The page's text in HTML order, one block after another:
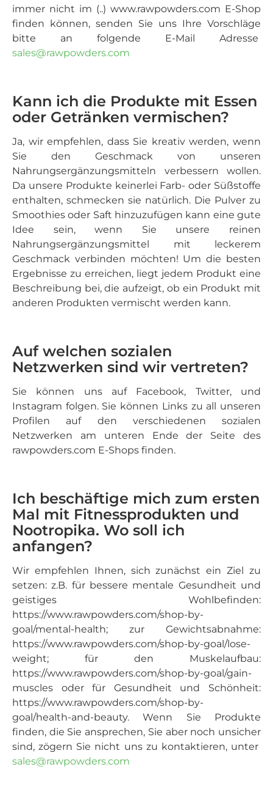
immer nicht im (..) www.rawpowders.com E-Shop
finden können, senden Sie uns Ihre Vorschläge
bitte an folgende E-Mail Adresse
sales@rawpowders.com
Kann ich die Produkte mit Essen
oder Getränken vermischen?
Ja, wir empfehlen, dass Sie kreativ werden, wenn
Sie den Geschmack von unseren
Nahrungsergänzungsmitteln verbessern wollen.
Da unsere Produkte keinerlei Farb- oder Süßstoffe
enthalten, schmecken sie natürlich. Die Pulver zu
Smoothies oder Saft hinzuzufügen kann eine gute
Idee sein, wenn Sie unsere reinen
Nahrungsergänzungsmittel mit leckerem
Geschmack verbinden möchten! Um die besten
Ergebnisse zu erreichen, liegt jedem Produkt eine
Beschreibung bei, die aufzeigt, ob ein Produkt mit
anderen Produkten vermischt werden kann.
Auf welchen sozialen
Netzwerken sind wir vertreten?
Sie können uns auf Facebook, Twitter, und
Instagram folgen. Sie können Links zu all unseren
Profilen auf den verschiedenen sozialen
Netzwerken am unteren Ende der Seite des
rawpowders.com E-Shops finden.
Ich beschäftige mich zum ersten
Mal mit Fitnessprodukten und
Nootropika. Wo soll ich
anfangen?
Wir empfehlen Ihnen, sich zunächst ein Ziel zu
setzen: z.B. für bessere mentale Gesundheit und
geistiges Wohlbefinden:
https://www.rawpowders.com/shop-by-
goal/mental-health; zur Gewichtsabnahme:
https://www.rawpowders.com/shop-by-goal/lose-
weight; für den Muskelaufbau:
https://www.rawpowders.com/shop-by-goal/gain-
muscles oder für Gesundheit und Schönheit:
https://www.rawpowders.com/shop-by-
goal/health-and-beauty. Wenn Sie Produkte
finden, die Sie ansprechen, Sie aber noch unsicher
sind, zögern Sie nicht uns zu kontaktieren, unter
sales@rawpowders.com